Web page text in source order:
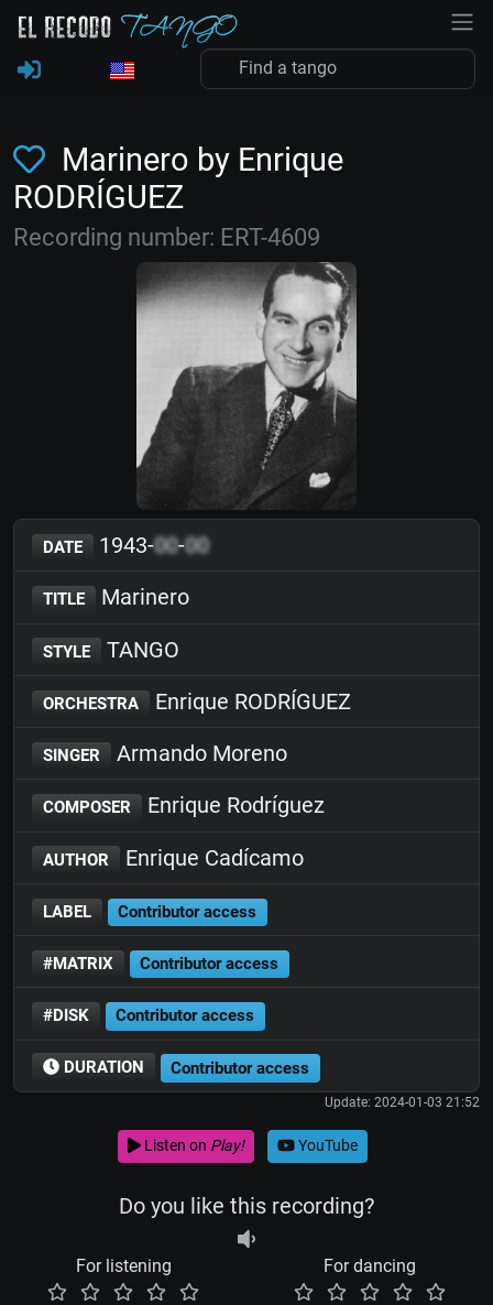
Marinero by Enrique
RODRÍGUEZ
Recording number: ERT-4609
DATE 1943-00-00
TITLE Marinero
STYLE TANGO
ORCHESTRA Enrique RODRÍGUEZ
SINGER Armando Moreno
COMPOSER Enrique Rodríguez
AUTHOR Enrique Cadícamo
LABEL Contributor access
#MATRIX Contributor access
#DISK Contributor access
DURATION Contributor access
Update: 2024-01-03 21:52
Listen on Play! YouTube
Do you like this recording?
For listening For dancing